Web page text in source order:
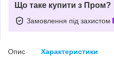
Що таке купити з Пром?
Замовлення під захистом
Опис Характеристики